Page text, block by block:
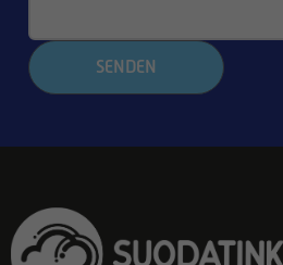
SENDEN